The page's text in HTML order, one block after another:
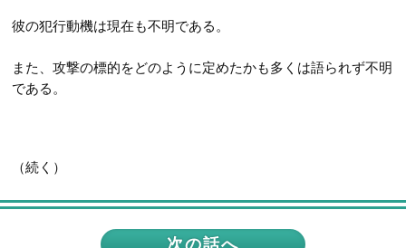
彼の犯行動機は現在も不明である。
また、攻撃の標的をどのように定めたかも多くは語られず不明
である。
（続く）
次の話へ